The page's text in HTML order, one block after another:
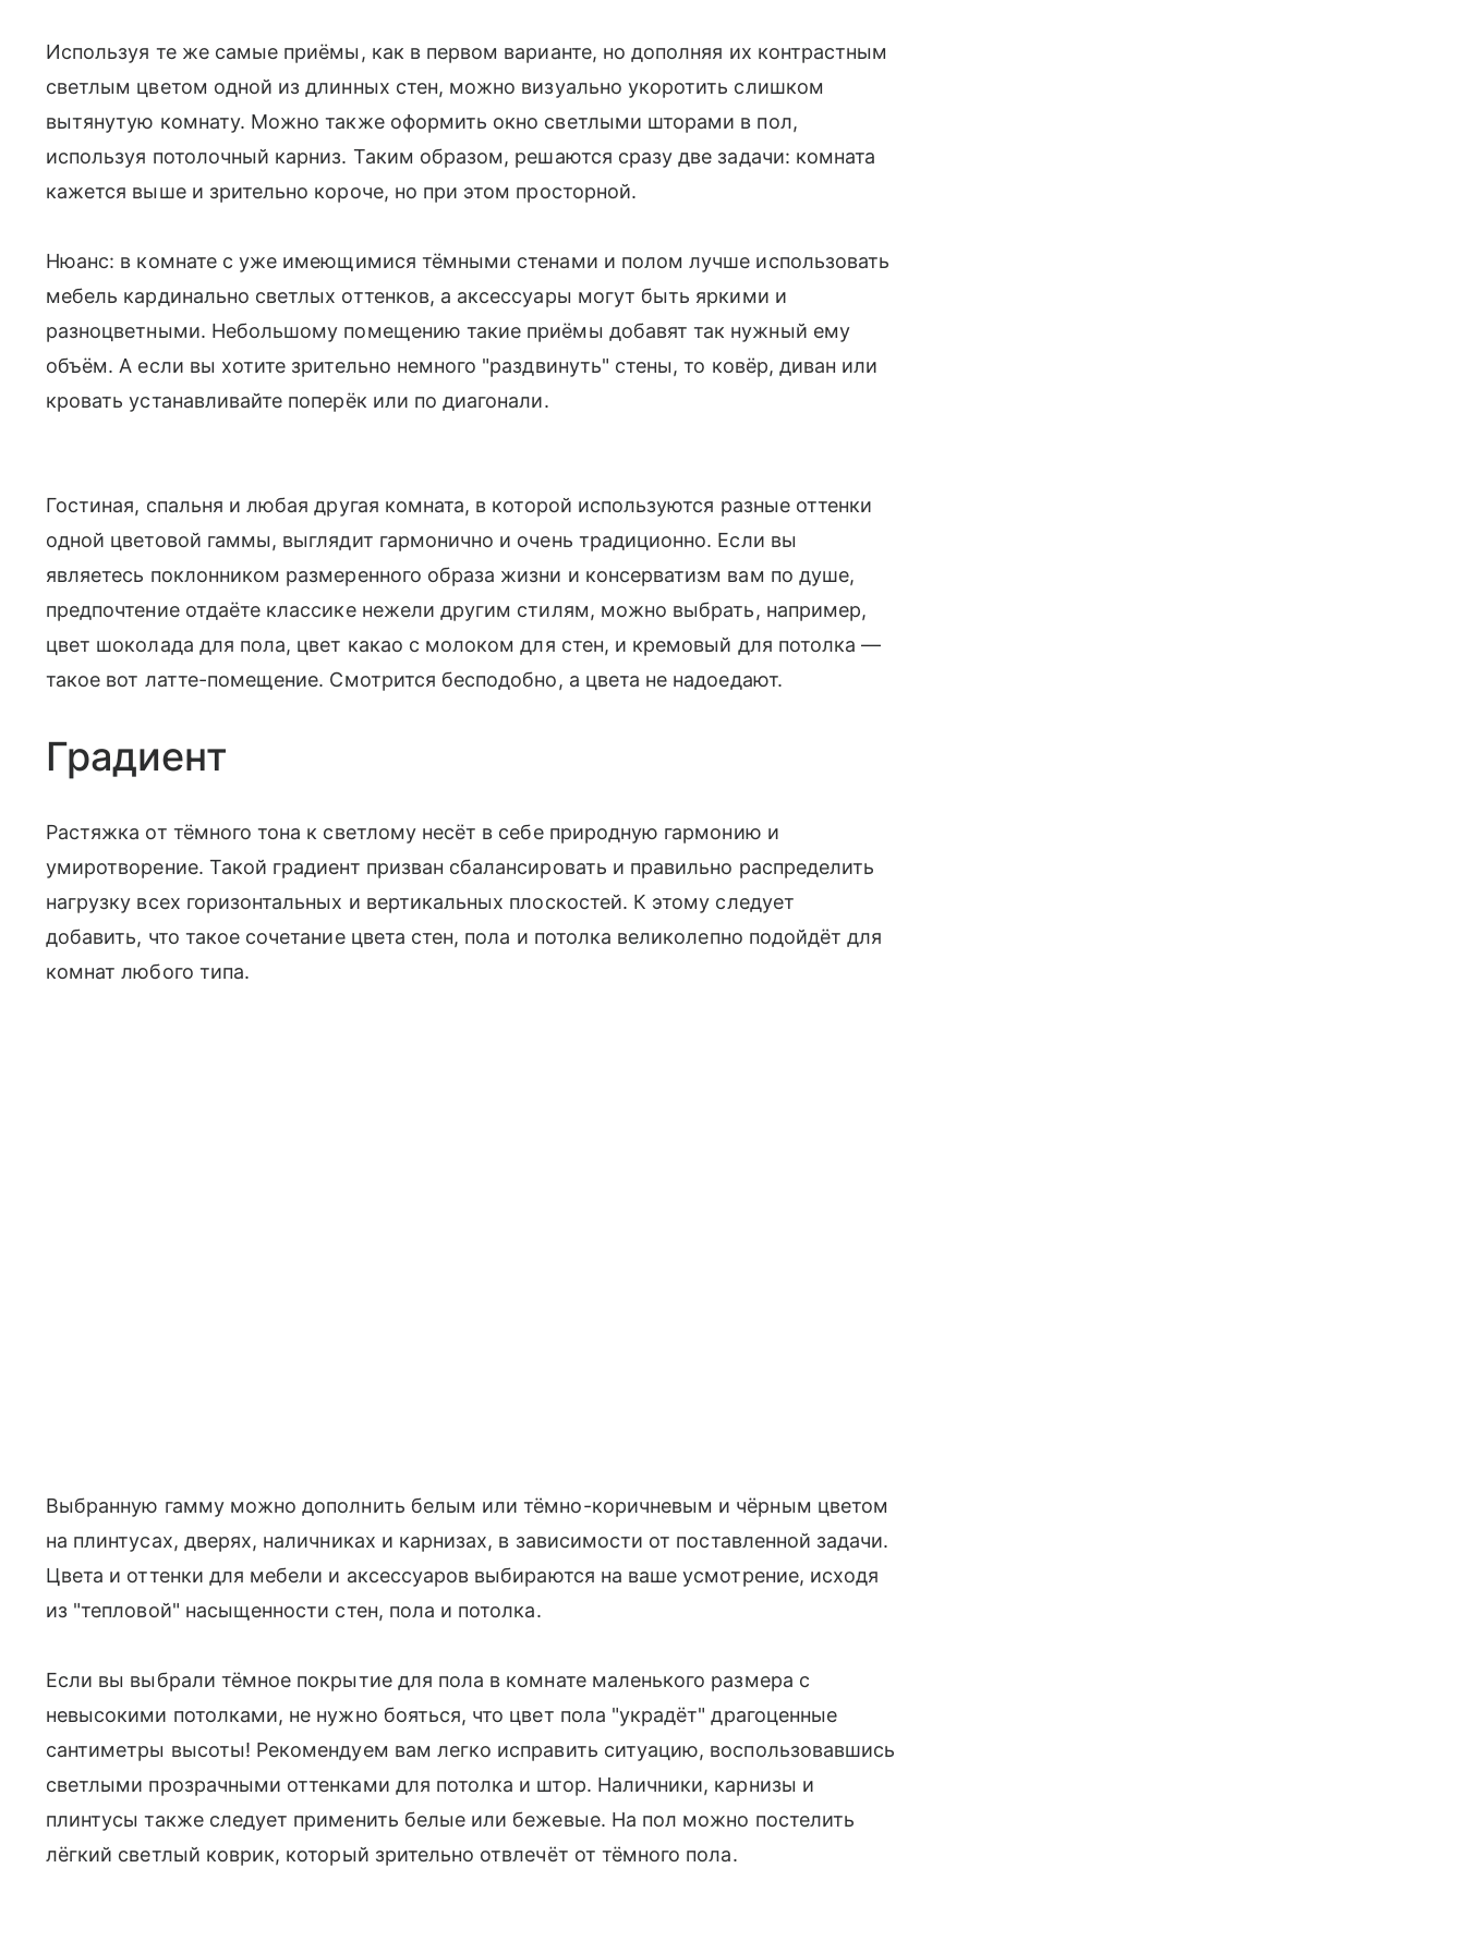
Используя те же самые приёмы, как в первом варианте, но дополняя их контрастным
светлым цветом одной из длинных стен, можно визуально укоротить слишком
вытянутую комнату. Можно также оформить окно светлыми шторами в пол,
используя потолочный карниз. Таким образом, решаются сразу две задачи: комната
кажется выше и зрительно короче, но при этом просторной.
Нюанс: в комнате с уже имеющимися тёмными стенами и полом лучше использовать
мебель кардинально светлых оттенков, а аксессуары могут быть яркими и
разноцветными. Небольшому помещению такие приёмы добавят так нужный ему
объём. А если вы хотите зрительно немного "раздвинуть" стены, то ковёр, диван или
кровать устанавливайте поперёк или по диагонали.
Гостиная, спальня и любая другая комната, в которой используются разные оттенки
одной цветовой гаммы, выглядит гармонично и очень традиционно. Если вы
являетесь поклонником размеренного образа жизни и консерватизм вам по душе,
предпочтение отдаёте классике нежели другим стилям, можно выбрать, например,
цвет шоколада для пола, цвет какао с молоком для стен, и кремовый для потолка —
такое вот латте-помещение. Смотрится бесподобно, а цвета не надоедают.
Градиент
Растяжка от тёмного тона к светлому несёт в себе природную гармонию и
умиротворение. Такой градиент призван сбалансировать и правильно распределить
нагрузку всех горизонтальных и вертикальных плоскостей. К этому следует
добавить, что такое сочетание цвета стен, пола и потолка великолепно подойдёт для
комнат любого типа.
Выбранную гамму можно дополнить белым или тёмно-коричневым и чёрным цветом
на плинтусах, дверях, наличниках и карнизах, в зависимости от поставленной задачи.
Цвета и оттенки для мебели и аксессуаров выбираются на ваше усмотрение, исходя
из "тепловой" насыщенности стен, пола и потолка.
Если вы выбрали тёмное покрытие для пола в комнате маленького размера с
невысокими потолками, не нужно бояться, что цвет пола "украдёт" драгоценные
сантиметры высоты! Рекомендуем вам легко исправить ситуацию, воспользовавшись
светлыми прозрачными оттенками для потолка и штор. Наличники, карнизы и
плинтусы также следует применить белые или бежевые. На пол можно постелить
лёгкий светлый коврик, который зрительно отвлечёт от тёмного пола.